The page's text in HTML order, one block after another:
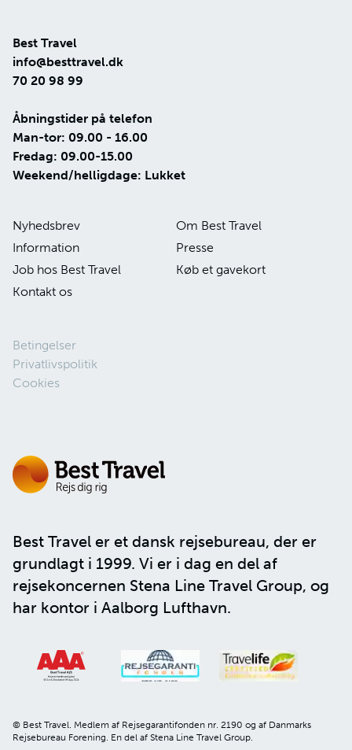
Best Travel er et dansk rejsebureau, der er
grundlagt i 1999. Vi er i dag en del af
rejsekoncernen Stena Line Travel Group, og
har kontor i Aalborg Lufthavn.
© Best Travel. Medlem af Rejsegarantifonden nr. 2190 og af Danmarks
Rejsebureau Forening. En del af Stena Line Travel Group.
Best Travel
info@besttravel.dk
70 20 98 99
Åbningstider på telefon
Man-tor: 09.00 - 16.00
Fredag: 09.00-15.00
Weekend/helligdage: Lukket
Nyhedsbrev
Om Best Travel
Information
Presse
Job hos Best Travel
Køb et gavekort
Kontakt os
Betingelser
Privatlivspolitik
Cookies